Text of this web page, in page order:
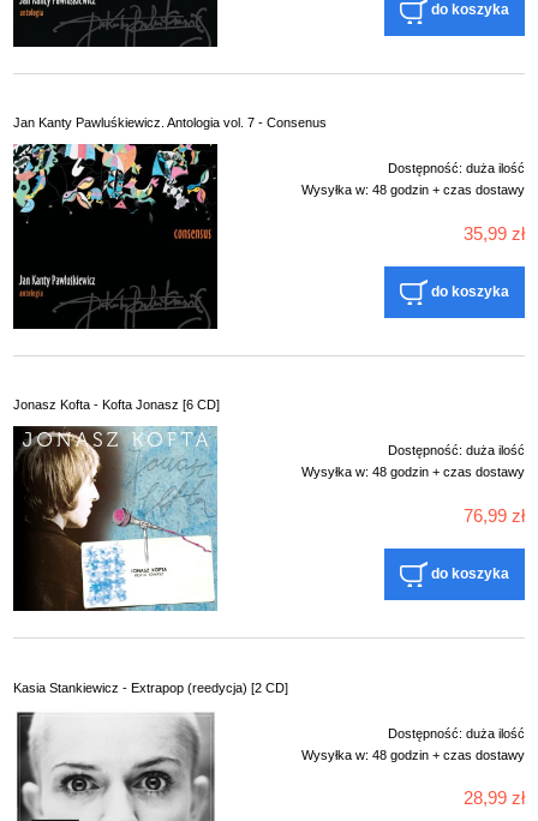
do koszyka
Jan Kanty Pawluśkiewicz. Antologia vol. 7 - Consenus
Dostępność: duża ilość
Wysyłka w: 48 godzin + czas dostawy
35,99 zł
do koszyka
Jonasz Kofta - Kofta Jonasz [6 CD]
Dostępność: duża ilość
Wysyłka w: 48 godzin + czas dostawy
76,99 zł
do koszyka
Kasia Stankiewicz - Extrapop (reedycja) [2 CD]
Dostępność: duża ilość
Wysyłka w: 48 godzin + czas dostawy
28,99 zł